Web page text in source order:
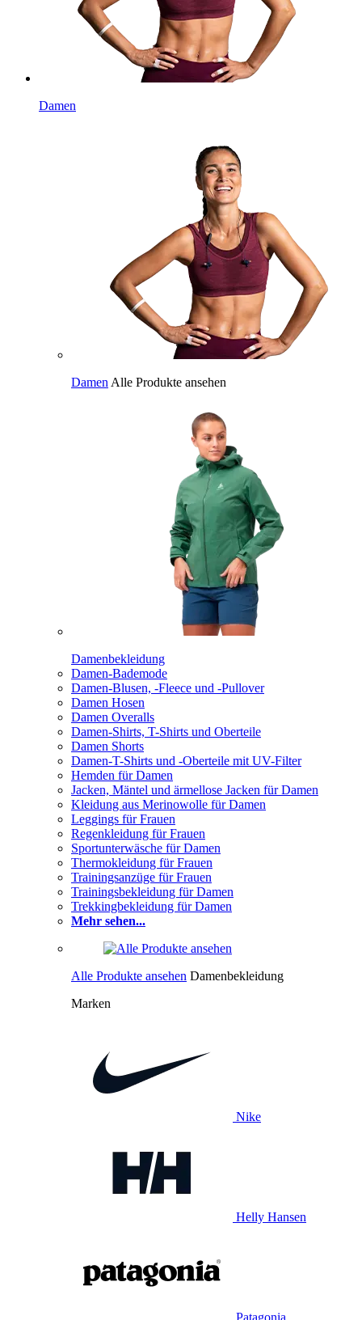
Damen
Damen Alle Produkte ansehen
Damenbekleidung
Damen-Bademode
Damen-Blusen, -Fleece und -Pullover
Damen Hosen
Damen Overalls
Damen-Shirts, T-Shirts und Oberteile
Damen Shorts
Damen-T-Shirts und -Oberteile mit UV-Filter
Hemden für Damen
Jacken, Mäntel und ärmellose Jacken für Damen
Kleidung aus Merinowolle für Damen
Leggings für Frauen
Regenkleidung für Frauen
Sportunterwäsche für Damen
Thermokleidung für Frauen
Trainingsanzüge für Frauen
Trainingsbekleidung für Damen
Trekkingbekleidung für Damen
Mehr sehen...
Alle Produkte ansehen Damenbekleidung
Marken
Nike
Helly Hansen
Patagonia